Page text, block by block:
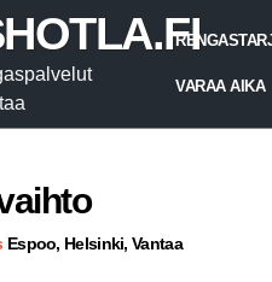
VARAA AIKA
Espoo, Helsinki, Vantaa